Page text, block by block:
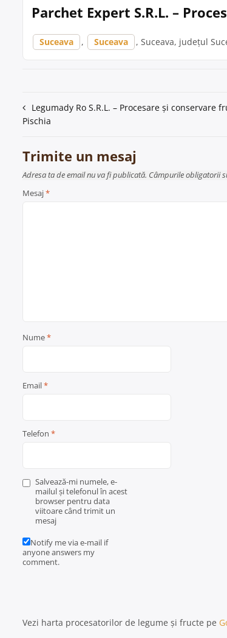
Parchet Expert S.R.L. –
Suceava , Suceava , Suceava, județul
Navigare
în
articole
Legumady Ro S.R.L. – Procesare și conservare
Pischia
Trimite un mesaj
Adresa ta de email nu va fi publicată. Câmpurile obligatorii
Mesaj*
Nume*
Email*
Telefon *
Salvează-mi numele, e-
mailul și telefonul în acest
browser pentru data
viitoare când trimit un
mesaj
Notify me via e-mail if
anyone answers my
comment.
Vezi harta procesatorilor de legume și fructe pe